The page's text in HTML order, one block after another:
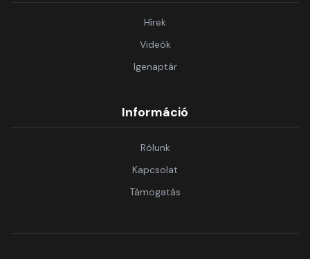
Hírek
Videók
Igenaptár
Információ
Rólunk
Kapcsolat
Támogatás